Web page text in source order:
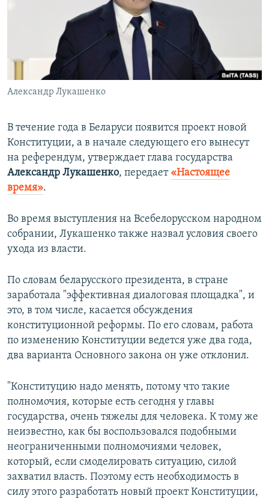
ПОБЕДИТЕЛЕЙ НЕ СУДЯТ?
КРЫМ.НЕПОКОРЕННЫЙ
УКРАИНСКАЯ ПРОБЛЕМА КРЫМА
ПРИСОЕДИНЯЙТЕСЬ!
Все сайты RFE/RL
Александр Лукашенко
В течение года в Беларуси появится проект новой
Конституции, а в начале следующего его вынесут
на референдум, утверждает глава государства
Александр Лукашенко, передает «Настоящее
время».
Во время выступления на Всебелорусском народном
собрании, Лукашенко также назвал условия своего
ухода из власти.
По словам беларусского президента, в стране
заработала "эффективная диалоговая площадка", и
это, в том числе, касается обсуждения
конституционной реформы. По его словам, работа
по изменению Конституции ведется уже два года,
два варианта Основного закона он уже отклонил.
"Конституцию надо менять, потому что такие
полномочия, которые есть сегодня у главы
государства, очень тяжелы для человека. К тому же
неизвестно, как бы воспользовался подобными
неограниченными полномочиями человек,
который, если смоделировать ситуацию, силой
захватил власть. Поэтому есть необходимость в
силу этого разработать новый проект Конституции,